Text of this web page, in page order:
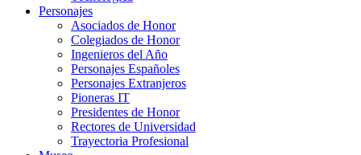
Personajes
Asociados de Honor
Colegiados de Honor
Ingenieros del Año
Personajes Españoles
Personajes Extranjeros
Pioneras IT
Presidentes de Honor
Rectores de Universidad
Trayectoria Profesional